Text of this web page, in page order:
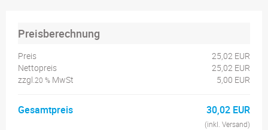
Preisberechnung
Preis
25,02 EUR
Nettopreis
25,02 EUR
zzgl.20 % MwSt 5,00 EUR
Gesamtpreis 30,02 EUR
(inkl. Versand)